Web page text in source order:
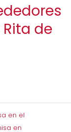
de
en el
en